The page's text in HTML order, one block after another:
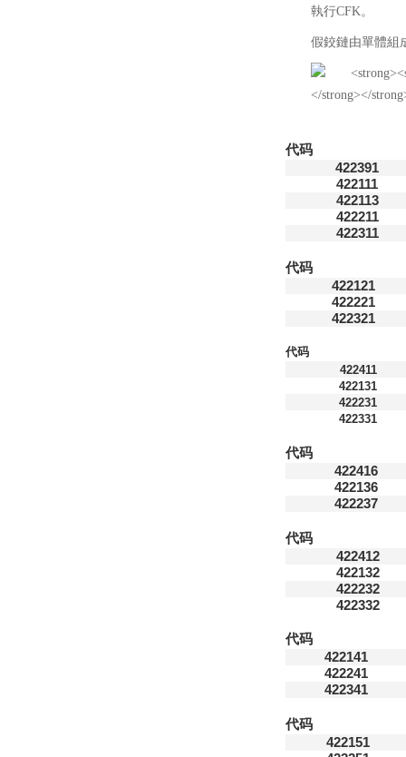
執行CFK。
假鉸鏈由單體組
代码
422391
422111
422113
422211
422311
代码
422121
422221
422321
代码
422411
422131
422231
422331
代码
422416
422136
422237
代码
422412
422132
422232
422332
代码
422141
422241
422341
代码
422151